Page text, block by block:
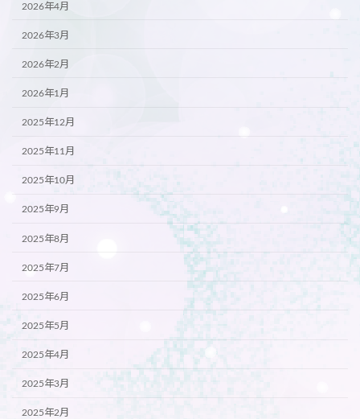
2026年4月
2026年3月
2026年2月
2026年1月
2025年12月
2025年11月
2025年10月
2025年9月
2025年8月
2025年7月
2025年6月
2025年5月
2025年4月
2025年3月
2025年2月